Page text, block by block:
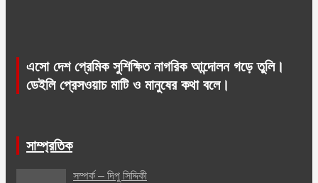
এসো দেশ প্রেমিক সুশিক্ষিত নাগরিক আন্দোলন গড়ে তুলি।
ডেইলি প্রেসওয়াচ মাটি ও মানুষের কথা বলে।
সাম্প্রতিক
সম্পর্ক – দিপু সিদ্দিকী